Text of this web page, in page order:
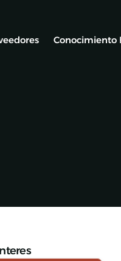
Conocimiento